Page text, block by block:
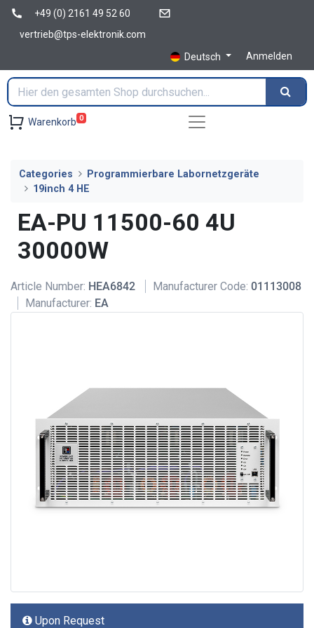
+49 (0) 2161 49 52 60
vertrieb@tps-elektronik.com
Deutsch
Anmelden
Warenkorb 0
Categories
Programmierbare Labornetzgeräte
19inch 4 HE
EA-PU 11500-60 4U
30000W
Article Number: HEA6842 Manufacturer Code: 01113008
Manufacturer: EA
Upon Request